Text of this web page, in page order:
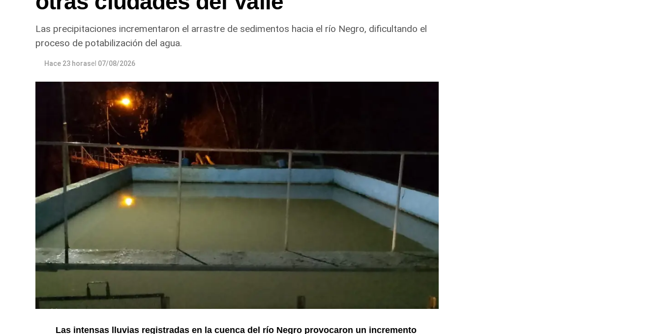
Las precipitaciones incrementaron el arrastre de sedimentos hacia el río Negro, dificultando el
proceso de potabilización del agua.
Hace 23 horasel 07/08/2026
Las intensas lluvias registradas en la cuenca del río Negro provocaron un incremento